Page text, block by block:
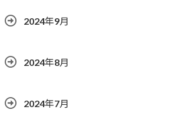
2024年9月
2024年8月
2024年7月